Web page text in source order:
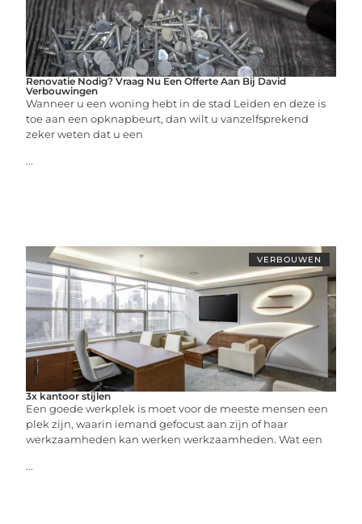
Renovatie Nodig? Vraag Nu Een Offerte Aan Bij David
Verbouwingen
Wanneer u een woning hebt in de stad Leiden en deze is
toe aan een opknapbeurt, dan wilt u vanzelfsprekend
zeker weten dat u een
...
VERBOUWEN
3x kantoor stijlen
Een goede werkplek is moet voor de meeste mensen een
plek zijn, waarin iemand gefocust aan zijn of haar
werkzaamheden kan werken werkzaamheden. Wat een
...